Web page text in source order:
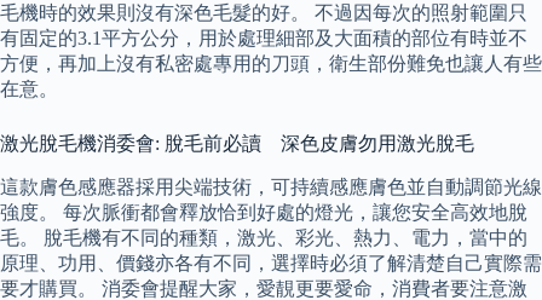
毛機時的效果則沒有深色毛髮的好。 不過因每次的照射範圍只
有固定的3.1平方公分，用於處理細部及大面積的部位有時並不
方便，再加上沒有私密處專用的刀頭，衛生部份難免也讓人有些
在意。
激光脫毛機消委會: 脫毛前必讀 深色皮膚勿用激光脫毛
這款膚色感應器採用尖端技術，可持續感應膚色並自動調節光線
強度。 每次脈衝都會釋放恰到好處的燈光，讓您安全高效地脫
毛。 脫毛機有不同的種類，激光、彩光、熱力、電力，當中的
原理、功用、價錢亦各有不同，選擇時必須了解清楚自己實際需
要才購買。 消委會提醒大家，愛靚更要愛命，消費者要注意激